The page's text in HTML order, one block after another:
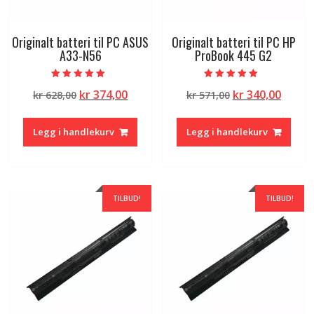
Originalt batteri til PC ASUS
A33-N56
5.00
av 5
kr628,00 Opprinnelig
var:
kr 628,00.
kr374,00Nåværende
kr 374,00.
Legg i handlekurv
Originalt batteri til PC HP
ProBook 445 G2
5.00
av 5
kr571,00 Opprinnelig
var:
kr 571,00.
kr340,00
kr
Legg i handlekurv
TILBUD! TILBUD!